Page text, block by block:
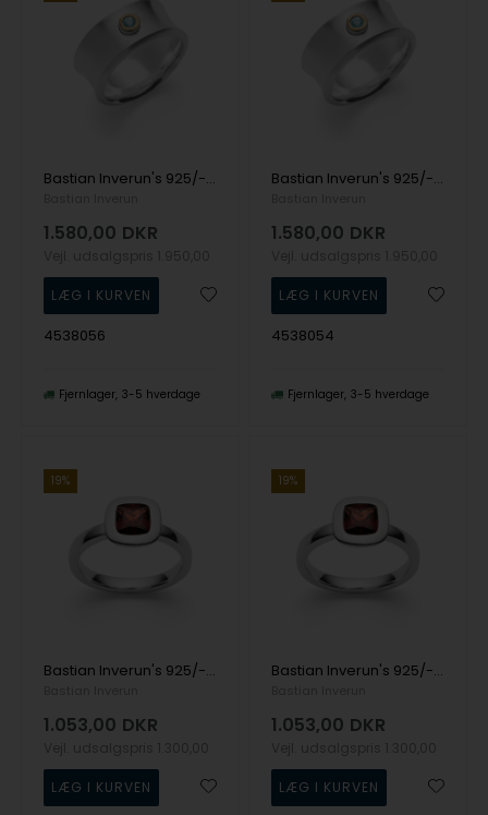
Bastian Inverun's 925/- Ring, fg 18K mat/blank, blå topas 0,08ct
1.580,00 DKR
4538056
Fjernlager 3-5 hverdage
Bastian Inverun's 925/- Ring, fg 18K mat/blank, blå topas 0,08ct
1.580,00 DKR
4538054
Fjernlager 3-5 hverdage
19%
Bastian Inverun's 925/- Ringblank, Granat 1.30ct
1.053,00 DKR
19%
Bastian Inverun's 925/- Ringblank, Granat 1.30ct
1.053,00 DKR